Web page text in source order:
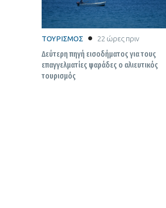
ΤΟΥΡΙΣΜΟΣ 22 ώρες πριν
Δεύτερη πηγή εισοδήματος για τους
επαγγελματίες ψαράδες ο αλιευτικός
τουρισμός